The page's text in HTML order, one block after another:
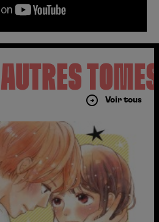
AUTRES
Voir tous